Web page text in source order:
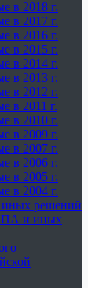
в 2018 г.
в 2017 г.
в 2016 г.
в 2015 г.
в 2014 г.
в 2013 г.
в 2012 г.
в 2011 г.
в 2010 г.
в 2009 г.
в 2007 г.
в 2006 г.
в 2005 г.
в 2004 г.
решений
и иных